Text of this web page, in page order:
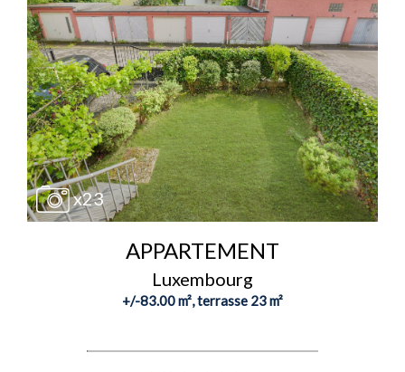
x23
APPARTEMENT
Luxembourg
+/-83.00 m², terrasse 23 m²